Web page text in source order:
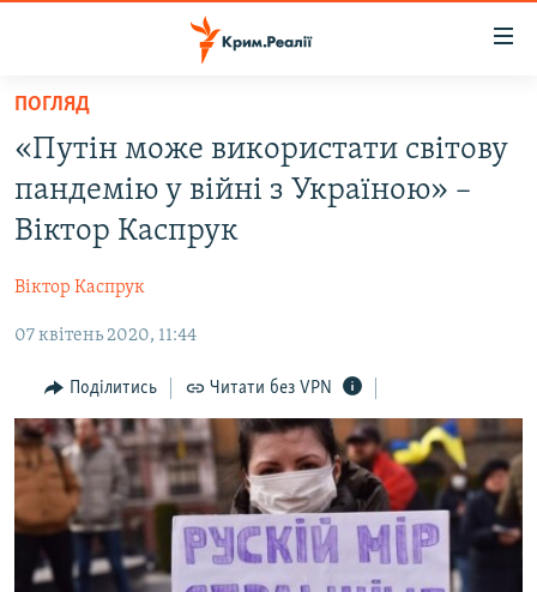
Перейти
основного
матеріалу
Перейти
до
основної
навігації
Перейти
пошуку
ВОДА.КРИМ
ВІДЕО ТА ФОТО
БЛОГИ
ПОГЛЯД
ІНТЕРВ'Ю
ВСЕ ЗА ДЕНЬ
СПЕЦПРОЕКТИ
ДЕПОРТАЦІЯ
ВІДЕОУРОКИ «ELIFBE»
ЯК ОБІЙТИ БЛОКУВАННЯ
Русский
ПОГЛЯД
«Путін може використати світову
пандемію у війні з Україною» –
Віктор Каспрук
Віктор Каспрук
07 квітень 2020, 11:44
Поділитись Читати без VPN